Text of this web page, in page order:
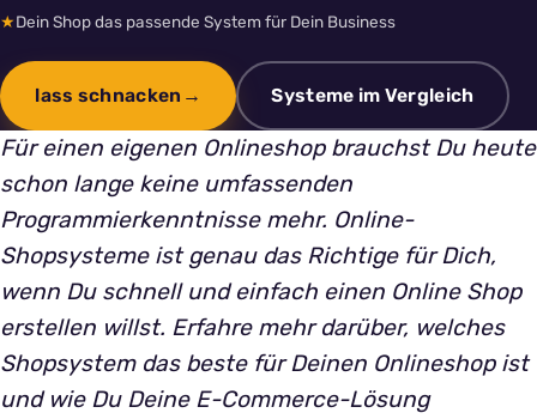
★Dein Shop das passende System für Dein Business
lass schnacken Systeme im Vergleich
Für einen eigenen Onlineshop brauchst Du heute
schon lange keine umfassenden
Programmierkenntnisse mehr. Online-
Shopsysteme ist genau das Richtige für Dich,
wenn Du schnell und einfach einen Online Shop
erstellen willst. Erfahre mehr darüber, welches
Shopsystem das beste für Deinen Onlineshop ist
und wie Du Deine E-Commerce-Lösung